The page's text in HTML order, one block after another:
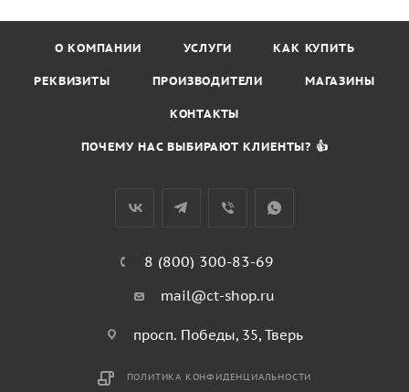
О КОМПАНИИ УСЛУГИ КАК КУПИТЬ
РЕКВИЗИТЫ ПРОИЗВОДИТЕЛИ МАГАЗИНЫ
КОНТАКТЫ
ПОЧЕМУ НАС ВЫБИРАЮТ КЛИЕНТЫ? 👍
8 (800) 300-83-69
mail@ct-shop.ru
просп. Победы, 35, Тверь
ПОЛИТИКА КОНФИДЕНЦИАЛЬНОСТИ